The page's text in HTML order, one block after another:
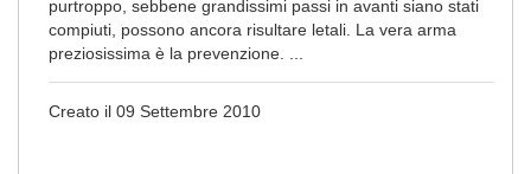
purtroppo, sebbene grandissimi passi in avanti siano stati
compiuti, possono ancora risultare letali. La vera arma
preziosissima è la prevenzione. ...
Creato il 09 Settembre 2010